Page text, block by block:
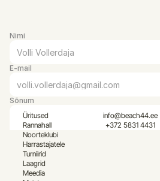
Nimi
E-mail
Sõnum
Üritused
Rannahall
Noorteklubi
Harrastajatele
Turniirid
Laagrid
Meedia
info@beach44.ee
+372 5831 4431